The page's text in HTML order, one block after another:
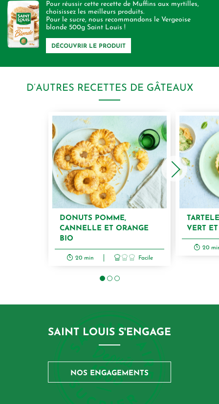
Pour réussir cette recette de Muffins aux myrtilles,
choisissez les meilleurs produits.
Pour le sucre, nous recommandons le Vergeoise
blonde 500g Saint Louis !
DÉCOUVRIR LE PRODUIT
D’AUTRES RECETTES DE GÂTEAUX
DONUTS POMME,
CANNELLE ET ORANGE
BIO
20 min Facile
VERT
20
SAINT LOUIS S'ENGAGE
NOS ENGAGEMENTS